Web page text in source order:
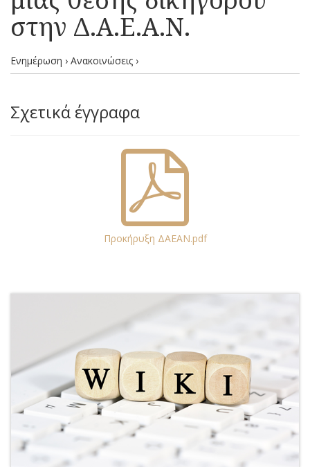
στην Δ.Α.Ε.Α.Ν.
Ενημέρωση › Ανακοινώσεις ›
Σχετικά έγγραφα
Προκήρυξη ΔΑΕΑΝ.pdf